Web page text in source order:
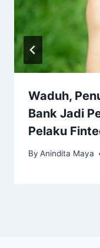
Waduh,
Bank Jadi
Pelaku
By Anindita Maya